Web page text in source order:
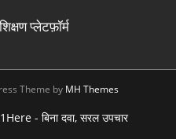
प्लेटफ़ॉर्म
Theme by MH Themes